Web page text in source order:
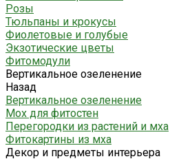
Розы
Тюльпаны и крокусы
Фиолетовые и голубые
Экзотические цветы
Фитомодули
Вертикальное озеленение
Назад
Вертикальное озеленение
Мох для фитостен
Перегородки из растений и мха
Фитокартины из мха
Декор и предметы интерьера